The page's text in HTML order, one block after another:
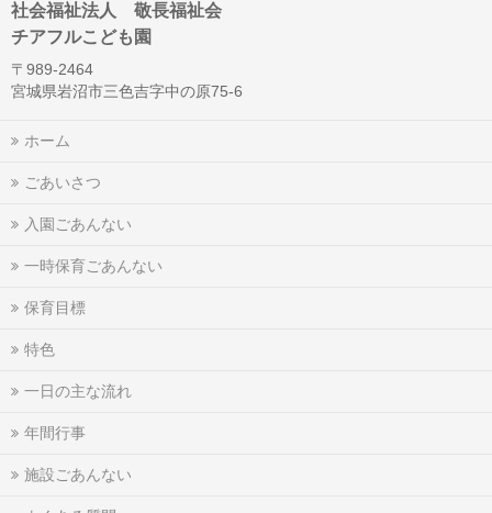
社会福祉法人 敬長福祉会
チアフルこども園
〒989-2464
宮城県岩沼市三色吉字中の原75-6
ホーム
ごあいさつ
入園ごあんない
一時保育ごあんない
保育目標
特色
一日の主な流れ
年間行事
施設ごあんない